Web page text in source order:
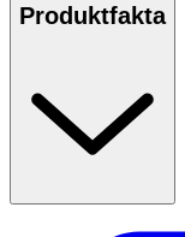
Produktfakta